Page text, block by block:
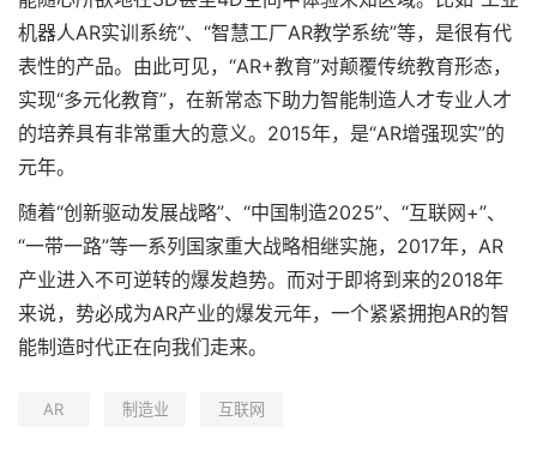
机器人AR实训系统”、“智慧工厂AR教学系统”等，是很有代
表性的产品。由此可见，“AR+教育”对颠覆传统教育形态，
实现“多元化教育”，在新常态下助力智能制造人才专业人才
的培养具有非常重大的意义。2015年，是“AR增强现实”的
元年。
随着“创新驱动发展战略”、“中国制造2025”、“互联网+”、
“一带一路”等一系列国家重大战略相继实施，2017年，AR
产业进入不可逆转的爆发趋势。而对于即将到来的2018年
来说，势必成为AR产业的爆发元年，一个紧紧拥抱AR的智
能制造时代正在向我们走来。
AR 制造业 互联网